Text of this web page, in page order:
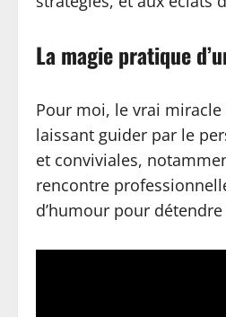
La magie pratique
Pour moi, le vrai miracle
laissant guider par le
et conviviales,
rencontre
d’humour pour